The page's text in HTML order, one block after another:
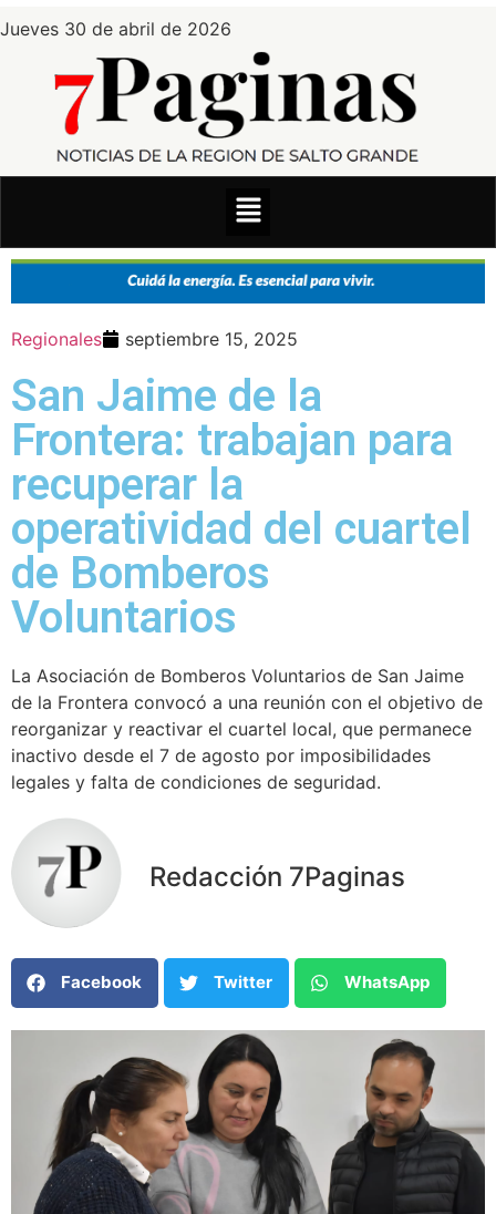
Jueves 30 de abril de 2026
Regionales septiembre 15, 2025
San Jaime de la
Frontera: trabajan para
recuperar la
operatividad del cuartel
de Bomberos
Voluntarios
La Asociación de Bomberos Voluntarios de San Jaime
de la Frontera convocó a una reunión con el objetivo de
reorganizar y reactivar el cuartel local, que permanece
inactivo desde el 7 de agosto por imposibilidades
legales y falta de condiciones de seguridad.
Redacción 7Paginas
Facebook Twitter WhatsApp